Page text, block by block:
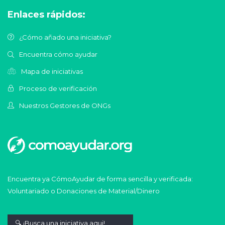
Enlaces rápidos:
¿Cómo añado una iniciativa?
Encuentra cómo ayudar
Mapa de iniciativas
Proceso de verificación
Nuestros Gestores de ONGs
Encuentra ya CómoAyudar de forma sencilla y verificada:
Voluntariado o Donaciones de Material/Dinero